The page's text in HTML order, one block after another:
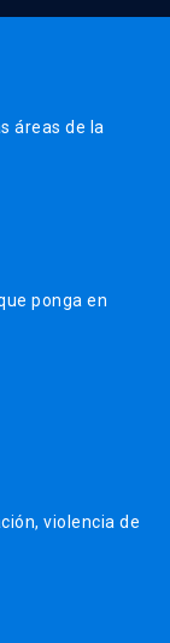
áreas de la
ponga en
violencia de